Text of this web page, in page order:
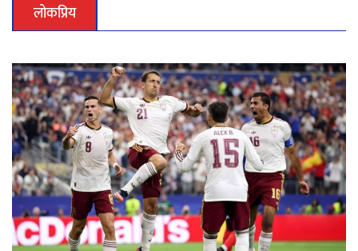
लोकप्रिय